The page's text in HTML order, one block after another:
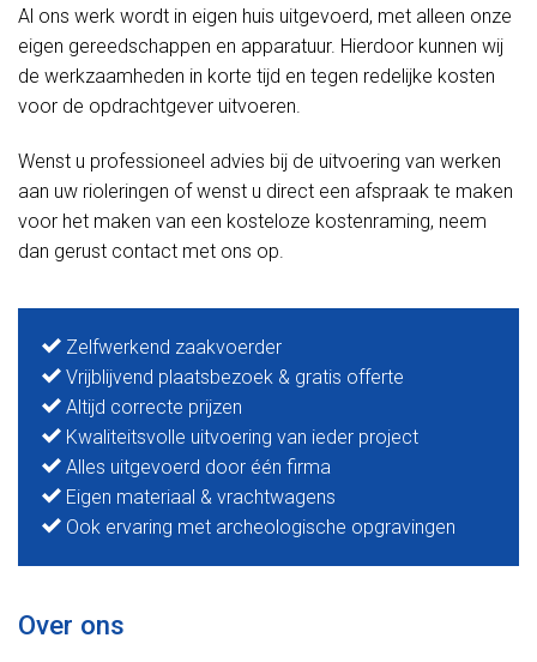
Al ons werk wordt in eigen huis uitgevoerd, met alleen onze
eigen gereedschappen en apparatuur. Hierdoor kunnen wij
de werkzaamheden in korte tijd en tegen redelijke kosten
voor de opdrachtgever uitvoeren.
Wenst u professioneel advies bij de uitvoering van werken
aan uw rioleringen of wenst u direct een afspraak te maken
voor het maken van een kosteloze kostenraming, neem
dan gerust contact met ons op.
Zelfwerkend zaakvoerder
Vrijblijvend plaatsbezoek & gratis offerte
Altijd correcte prijzen
Kwaliteitsvolle uitvoering van ieder project
Alles uitgevoerd door één firma
Eigen materiaal & vrachtwagens
Ook ervaring met archeologische opgravingen
Over ons